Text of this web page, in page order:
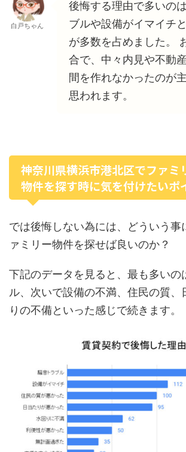
白戸ちゃん
後悔する理由で多いの
ブルや設備がイマイチ
が多数を占めました。
合で、中々内見や不動
間を作れなかったのが
思われます。
神奈川県横浜市港北区でファミ
物件を探す時に気を付けたいポ
では後悔しない為には、どういう事
ァミリー物件を探せば良いのか？
下記のデータを見ると、最も多いの
ル、次いで設備の不満、住民の質、
りの不備といった感じで続きます。